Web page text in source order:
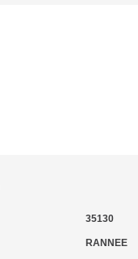
35130
RANNEE